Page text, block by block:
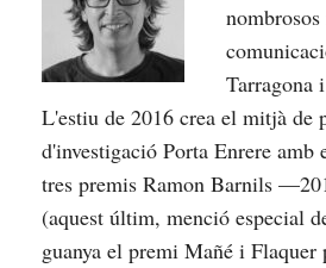
Tarragona
L'estiu de 2016 crea el mitjà de
d'investigació Porta Enrere amb
tres premis Ramon Barnils
(aquest últim, menció especial
guanya el premi Mañé i Flaquer